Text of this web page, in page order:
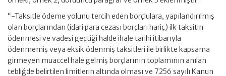
“-Taksitle ödeme yolunu tercih eden borçlulara, yapılandırılmış
olan borçlarından (idari para cezası borçları hariç) ilk taksitin
ödenmesi ve vadesi geçtiği halde ihale tarihi itibarıyla
ödenmemiş veya eksik ödenmiş taksitleri ile birlikte kapsama
girmeyen muaccel hale gelmiş borçlarının toplamının anılan
tebliğde belirtilen limitlerin altında olması ve 7256 sayılı Kanun